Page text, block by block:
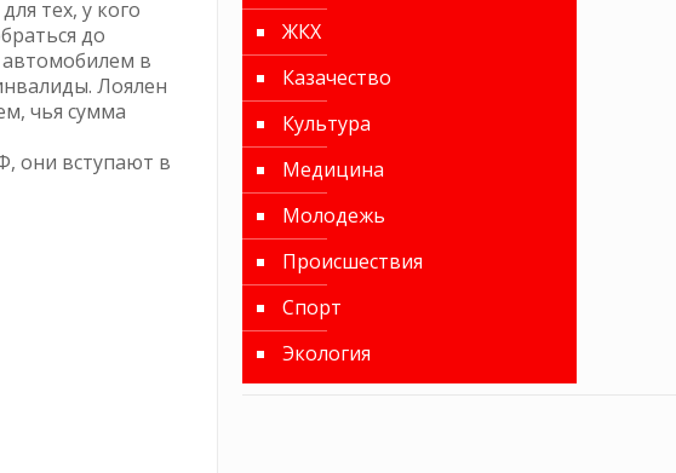
тех, у кого
до
в
Лоялен
чья сумма
они вступают в
ЖКХ
Казачество
Культура
Медицина
Молодежь
Происшествия
Спорт
Экология